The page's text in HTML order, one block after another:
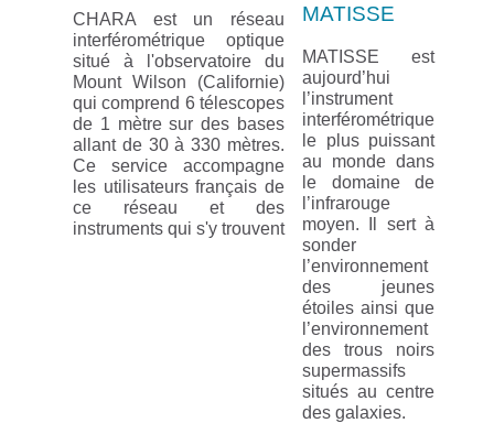
CHARA est un réseau
interférométrique optique
situé à l'observatoire du
Mount Wilson (Californie)
qui comprend 6 télescopes
de 1 mètre sur des bases
allant de 30 à 330 mètres.
Ce service accompagne
les utilisateurs français de
ce réseau et des
instruments qui s'y trouvent
MATISSE
MATISSE est
aujourd’hui
l’instrument
interférométrique
le plus puissant
au monde dans
le domaine de
l’infrarouge
moyen. Il sert à
sonder
l’environnement
des jeunes
étoiles ainsi que
l’environnement
des trous noirs
supermassifs
situés au centre
des galaxies.